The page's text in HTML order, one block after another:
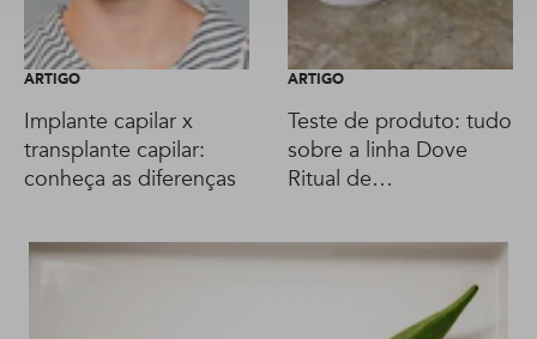
ARTIGO
Implante capilar x
transplante capilar:
conheça as diferenças
ARTIGO
Teste de produto: tudo
sobre a linha Dove
Ritual de